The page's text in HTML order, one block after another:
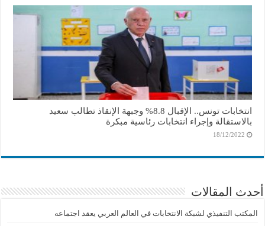
انتخابات تونس.. الإقبال 8.8% وجبهة الإنقاذ تطالب سعيد
بالاستقالة وإجراء انتخابات رئاسية مبكرة
18/12/2022
أحدث المقالات
المكتب التنفيذي لشبكة الانتخابات في العالم العربي يعقد اجتماعه